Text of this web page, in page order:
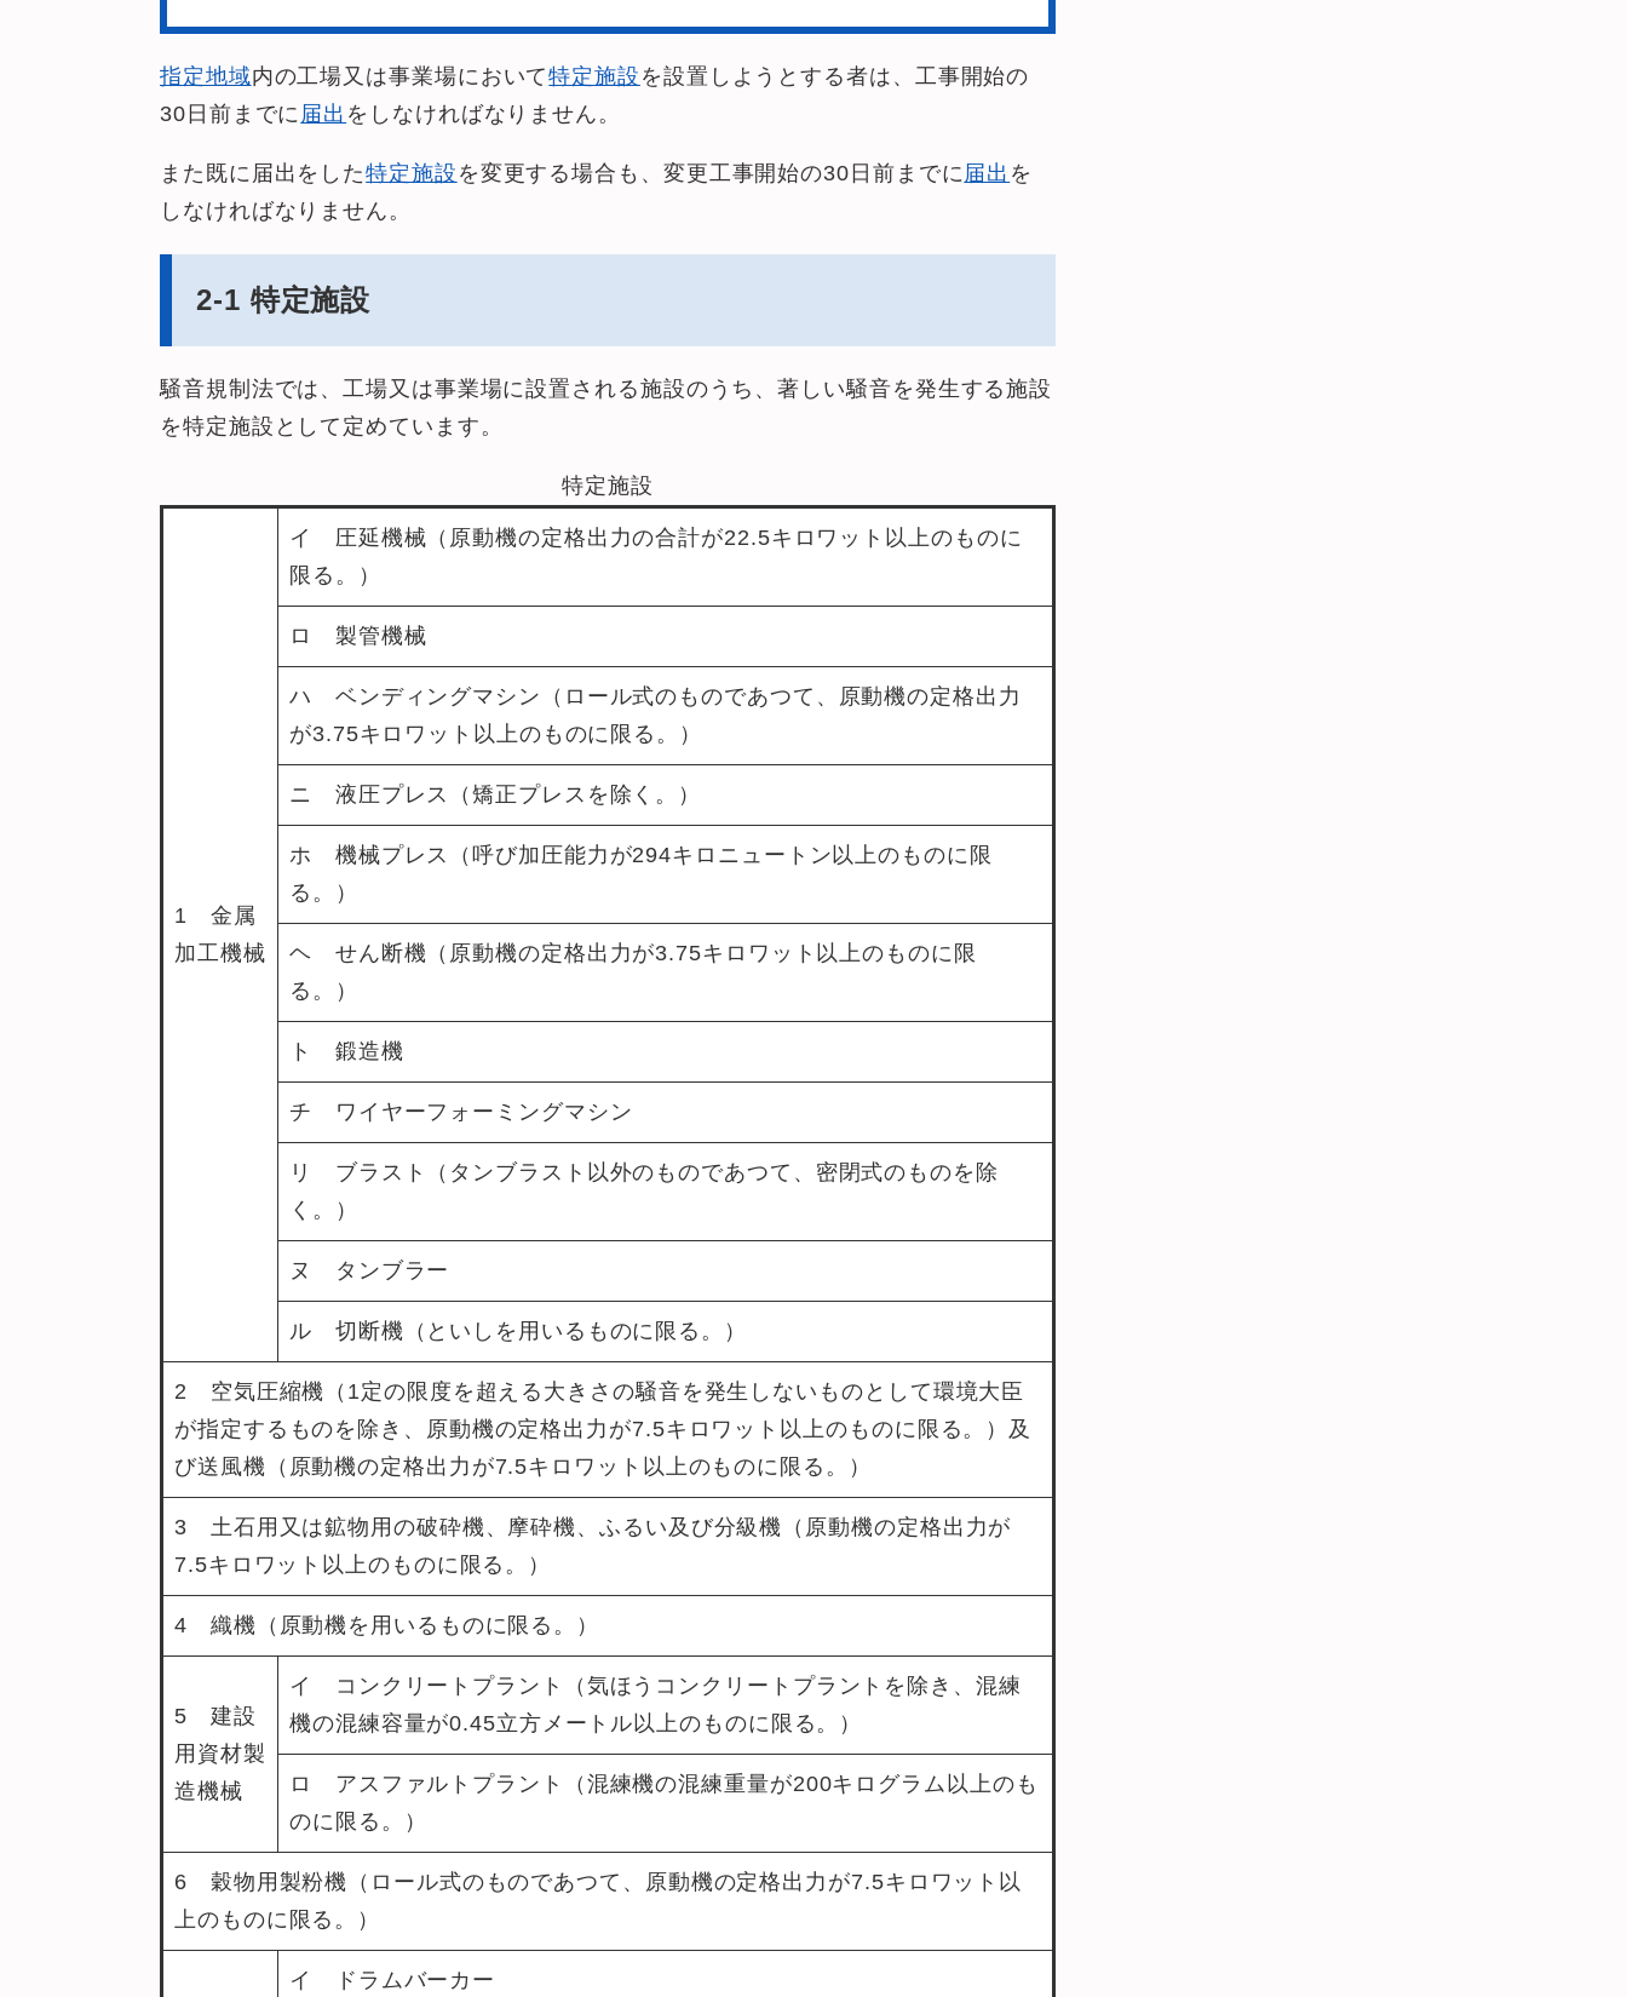
指定地域内の工場又は事業場において特定施設 を設置しようとする者は、工事開始の
30日前までに 届出 をしなければなりません。
また既に届出をした特定施設 を変更する場合も、変更工事開始の30日前までに届出 を
しなければなりません。
2-1 特定施設
騒音規制法では、工場又は事業場に設置される施設のうち、著しい騒音を発生する施設
を特定施設として定めています。
特定施設
1 金属
加工機械
イ 圧延機械（原動機の定格出力の合計が22.5キロワット以上のものに
限る。）
ロ 製管機械
ハ ベンディングマシン（ロール式のものであつて、原動機の定格出力
が3.75キロワット以上のものに限る。）
ニ 液圧プレス（矯正プレスを除く。）
ホ 機械プレス（呼び加圧能力が294キロニュートン以上のものに限
る。）
ヘ せん断機（原動機の定格出力が3.75キロワット以上のものに限
る。）
ト 鍛造機
チ ワイヤーフォーミングマシン
リ ブラスト（タンブラスト以外のものであつて、密閉式のものを除
く。）
ヌ タンブラー
ル 切断機（といしを用いるものに限る。）
2 空気圧縮機（1定の限度を超える大きさの騒音を発生しないものとして環境大臣
が指定するものを除き、原動機の定格出力が7.5キロワット以上のものに限る。）及
び送風機（原動機の定格出力が7.5キロワット以上のものに限る。）
3 土石用又は鉱物用の破砕機、摩砕機、ふるい及び分級機（原動機の定格出力が
7.5キロワット以上のものに限る。）
4 織機（原動機を用いるものに限る。）
5 建設
用資材製
造機械
イ コンクリートプラント（気ほうコンクリートプラントを除き、混練
機の混練容量が0.45立方メートル以上のものに限る。）
ロ アスファルトプラント（混練機の混練重量が200キログラム以上のも
のに限る。）
6 穀物用製粉機（ロール式のものであつて、原動機の定格出力が7.5キロワット以
上のものに限る。）
イ ドラムバーカー